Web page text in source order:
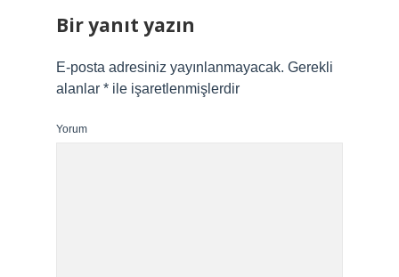
Bir yanıt yazın
E-posta adresiniz yayınlanmayacak. Gerekli
alanlar * ile işaretlenmişlerdir
Yorum